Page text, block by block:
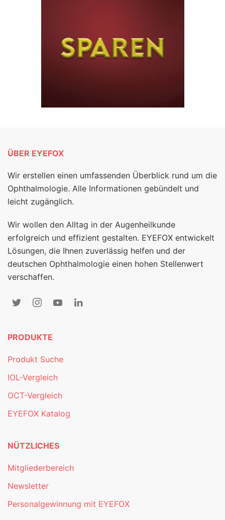
ÜBER EYEFOX
Wir erstellen einen umfassenden Überblick rund um die
Ophthalmologie. Alle Informationen gebündelt und
leicht zugänglich.
Wir wollen den Alltag in der Augenheilkunde
erfolgreich und effizient gestalten. EYEFOX entwickelt
Lösungen, die Ihnen zuverlässig helfen und der
deutschen Ophthalmologie einen hohen Stellenwert
verschaffen.
PRODUKTE
Produkt Suche
IOL-Vergleich
OCT-Vergleich
EYEFOX Katalog
NÜTZLICHES
Mitgliederbereich
Newsletter
Personalgewinnung mit EYEFOX